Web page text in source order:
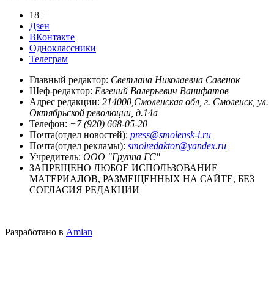
18+
Дзен
ВКонтакте
Одноклассники
Телеграм
Главный редактор: Светлана Николаевна Савенок
Шеф-редактор: Евгений Валерьевич Ванифатов
Адрес редакции: 214000,Смоленская обл, г. Смоленск, ул.
Октябрьской революции, д.14а
Телефон: +7 (920) 668-05-20
Почта(отдел новостей): press@smolensk-i.ru
Почта(отдел рекламы): smolredaktor@yandex.ru
Учредитель: ООО "Группа ГС"
ЗАПРЕЩЕНО ЛЮБОЕ ИСПОЛЬЗОВАНИЕ
МАТЕРИАЛОВ, РАЗМЕЩЕННЫХ НА САЙТЕ, БЕЗ
СОГЛАСИЯ РЕДАКЦИИ
Разработано в Amlan